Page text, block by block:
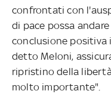
confrontati con
di pace possa
conclusione positiva
detto Meloni,
ripristino della
molto importante".